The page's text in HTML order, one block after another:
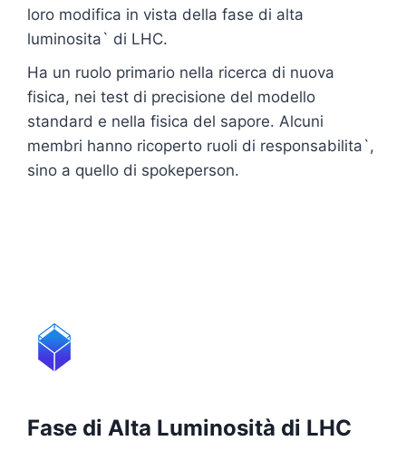
loro modifica in vista della fase di alta
luminosita` di LHC.
Ha un ruolo primario nella ricerca di nuova
fisica, nei test di precisione del modello
standard e nella fisica del sapore. Alcuni
membri hanno ricoperto ruoli di responsabilita`,
sino a quello di spokeperson.
Fase di Alta Luminosità di LHC